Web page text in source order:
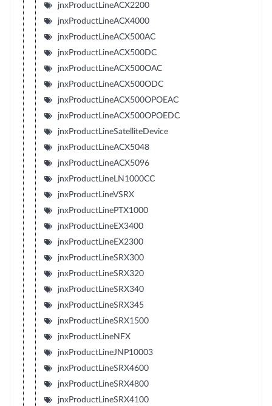
jnxProductLineACX2200
jnxProductLineACX4000
jnxProductLineACX500AC
jnxProductLineACX500DC
jnxProductLineACX500OAC
jnxProductLineACX500ODC
jnxProductLineACX500OPOEAC
jnxProductLineACX500OPOEDC
jnxProductLineSatelliteDevice
jnxProductLineACX5048
jnxProductLineACX5096
jnxProductLineLN1000CC
jnxProductLineVSRX
jnxProductLinePTX1000
jnxProductLineEX3400
jnxProductLineEX2300
jnxProductLineSRX300
jnxProductLineSRX320
jnxProductLineSRX340
jnxProductLineSRX345
jnxProductLineSRX1500
jnxProductLineNFX
jnxProductLineJNP10003
jnxProductLineSRX4600
jnxProductLineSRX4800
jnxProductLineSRX4100